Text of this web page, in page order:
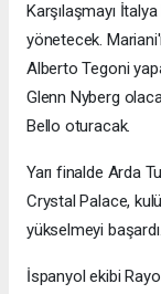
Karşılaşmayı
yönetecek.
Alberto Tegoni
Glenn Nyberg
Bello oturacak.
Yarı finalde Arda
Crystal Palace,
yükselmeyi başardı.
İspanyol ekibi